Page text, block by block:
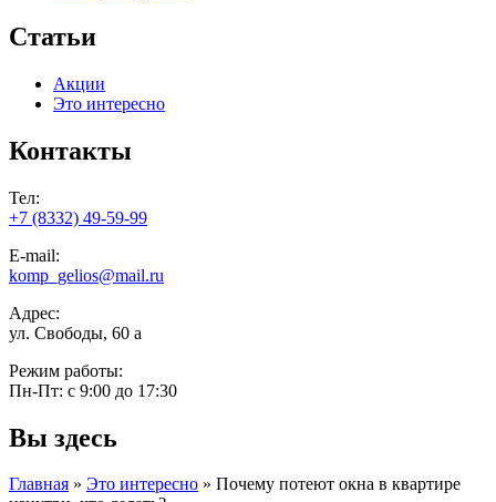
Статьи
Акции
Это интересно
Контакты
Тел:
+7 (8332) 49-59-99
E-mail:
komp_gelios@mail.ru
Адрес:
ул. Свободы, 60 а
Режим работы:
Пн-Пт: с 9:00 до 17:30
Вы здесь
Главная » Это интересно » Почему потеют окна в квартире